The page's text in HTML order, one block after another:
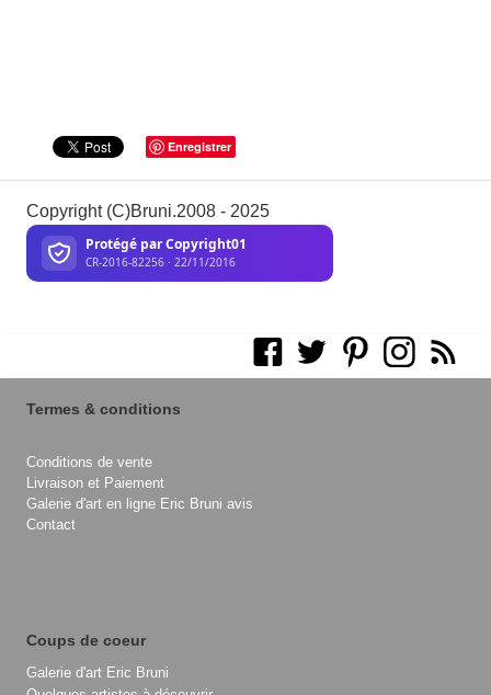
Enregistrer
Copyright (C)Bruni.2008 - 2025
Termes & conditions
Conditions de vente
Livraison et Paiement
Galerie d'art en ligne Eric Bruni avis
Contact
Coups de coeur
Galerie d'art Eric Bruni